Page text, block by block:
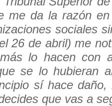
me da la razón
sociales
26 de abril) me
lo hacen con
se lo hubieran
sí hace
que vas a